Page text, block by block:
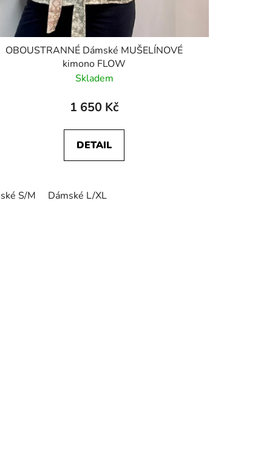
OBOUSTRANNÉ Dámské MUŠELÍNOVÉ
kimono FLOW
Skladem
1 650 Kč
DETAIL
S/M Dámské L/XL